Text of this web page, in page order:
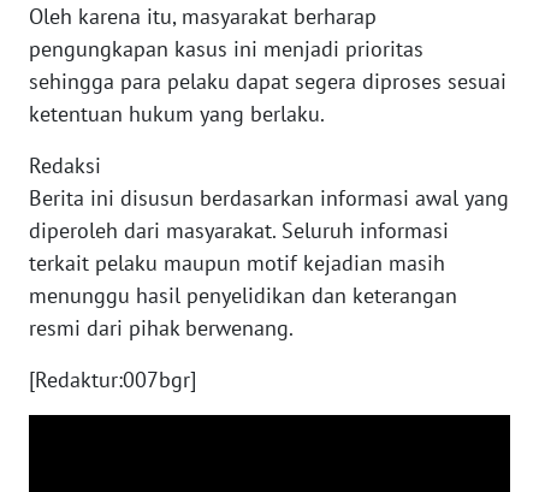
Oleh karena itu, masyarakat berharap
pengungkapan kasus ini menjadi prioritas
sehingga para pelaku dapat segera diproses sesuai
ketentuan hukum yang berlaku.
Redaksi
Berita ini disusun berdasarkan informasi awal yang
diperoleh dari masyarakat. Seluruh informasi
terkait pelaku maupun motif kejadian masih
menunggu hasil penyelidikan dan keterangan
resmi dari pihak berwenang.
[Redaktur:007bgr]
MALUT
WN
WN
DANAU
TOBA
WN
WN